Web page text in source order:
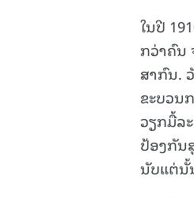
ໃນປີ
ກວ່າຄົນ
ສາກົນ.
ຂະບວນ
ວຽກມື້ລ
ປ້ອງກັນ
ນັບແຕ່ນັ້